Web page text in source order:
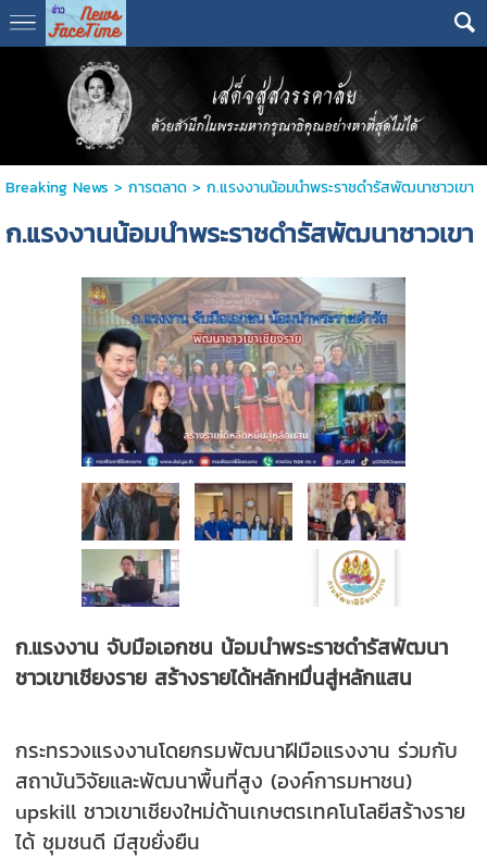
Breaking News > การตลาด> ก.แรงงานน้อมนำพระราชดำรัสพัฒนาชาวเขา
ก.แรงงานน้อมนำพระราชดำรัสพัฒนาชาวเขา
ก.แรงงาน จับมือเอกชน น้อมนำพระราชดำรัสพัฒนา
ชาวเขาเชียงราย สร้างรายได้หลักหมื่นสู่หลักแสน
กระทรวงแรงงานโดยกรมพัฒนาฝีมือแรงงาน ร่วมกับ
สถาบันวิจัยและพัฒนาพื้นที่สูง (องค์การมหาชน)
upskill ชาวเขาเชียงใหม่ด้านเกษตรเทคโนโลยีสร้างราย
ได้ ชุมชนดี มีสุขยั่งยืน